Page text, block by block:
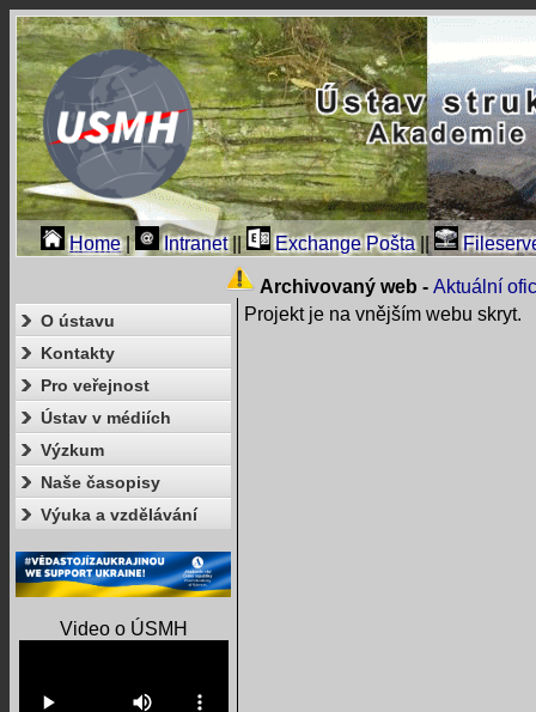
Home| Intranet|| Exchange Pošta ||
Archivovaný web - Aktuální
O ústavu
Kontakty
Pro veřejnost
Ústav v médiích
Výzkum
Naše časopisy
Výuka a vzdělávání
Video o ÚSMH
Projekt je na vnějším webu skryt.